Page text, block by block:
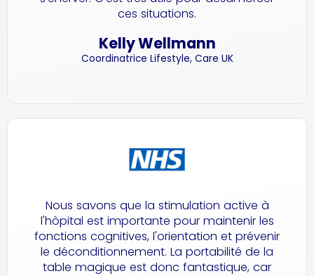
ces situations.
Kelly Wellmann
Coordinatrice Lifestyle, Care UK
Nous savons que la stimulation active à
l'hôpital est importante pour maintenir les
fonctions cognitives, l'orientation et prévenir
le déconditionnement. La portabilité de la
table magique est donc fantastique, car